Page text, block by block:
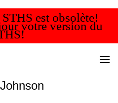
est obsolète!
votre version du